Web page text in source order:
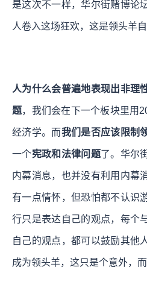
是这次不一样，华尔街赌博论
人卷入这场狂欢，这是领头羊
人为什么会普遍地表现出非理
题，我们会在下一个板块里用
经济学。而我们是否应该限制
一个宪政和法律问题了。华尔
内幕消息，也并没有利用内幕
有一点情怀，但恐怕都不认识
行只是表达自己的观点，每个
自己的观点，都可以鼓励其他
成为领头羊，这只是个意外，